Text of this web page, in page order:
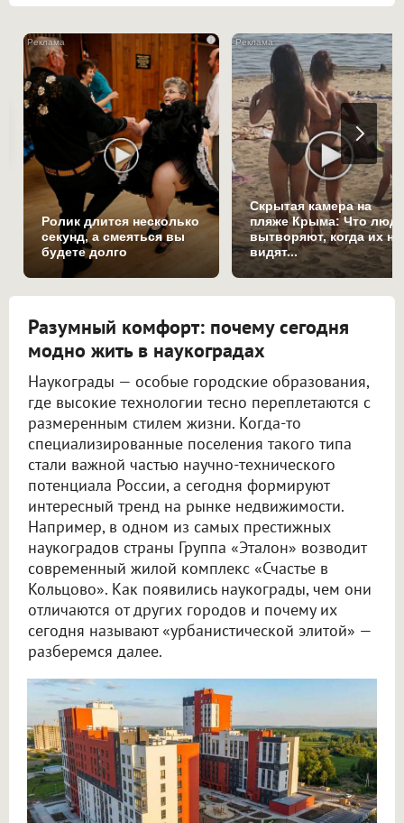
i
Ролик длится несколько
секунд, а смеяться вы
будете долго
Скрытая камера на
пляже Крыма: Что
вытворяют, когда их не
видят...
Разумный комфорт: почему сегодня
модно жить в наукоградах
Наукограды — особые городские образования,
где высокие технологии тесно переплетаются с
размеренным стилем жизни. Когда-то
специализированные поселения такого типа
стали важной частью научно-технического
потенциала России, а сегодня формируют
интересный тренд на рынке недвижимости.
Например, в одном из самых престижных
наукоградов страны Группа «Эталон» возводит
современный жилой комплекс «Счастье в
Кольцово». Как появились наукограды, чем они
отличаются от других городов и почему их
сегодня называют «урбанистической элитой» —
разберемся далее.